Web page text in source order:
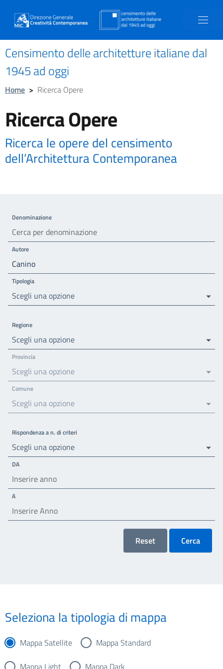
Censimento delle architetture italiane dal
1945 ad oggi
Home > Ricerca Opere
Ricerca Opere
Ricerca le opere del censimento
dell’Architettura Contemporanea
Denominazione
Autore
Tipologia
Scegli una opzione
Regione
Scegli una opzione
Provincia
Scegli una opzione
Comune
Scegli una opzione
Rispondenza a n. di criteri
Scegli una opzione
DA
A
Reset Cerca
Seleziona la tipologia di mappa
Mappa Satellite
Mappa Standard
Mappa Light
Mappa Dark